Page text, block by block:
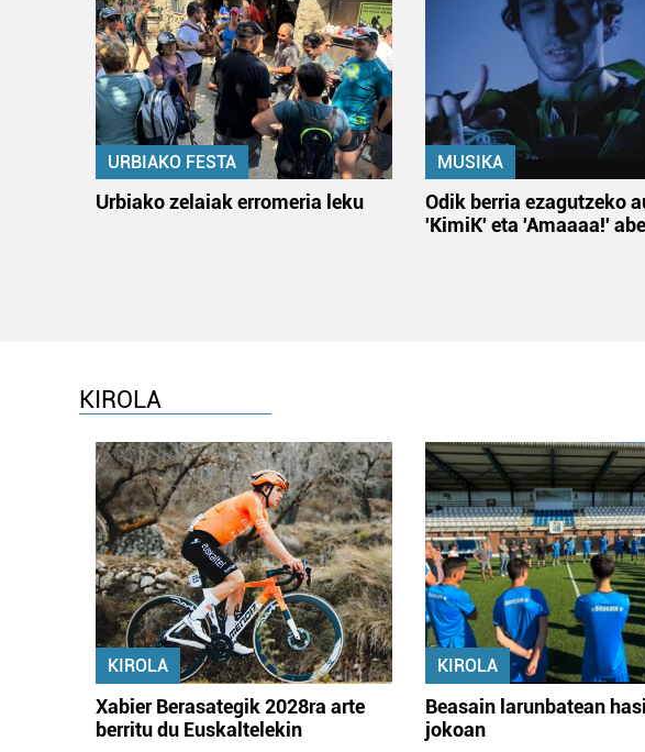
URBIAKO FESTA
Urbiako zelaiak erromeria leku
MUSIKA
Odik berria ezagutzeko
'KimiK' eta 'Amaaaa!'
KIROLA
KIROLA
Xabier Berasategik 2028ra arte
berritu du Euskaltelekin
KIROLA
Beasain larunbatean
jokoan